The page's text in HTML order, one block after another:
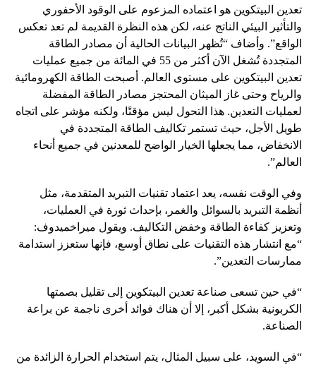
تعدين البيتكوين هو اعتماده المزعوم على الوقود الأحفوري
والتأثير البيئي الناتج عنه، لكن هذه النظرة القديمة لم تعد تعكس
الواقع”. وأضاف “تُظهر البيانات الحالية أن مصادر الطاقة
المتجددة تُشغل الآن أكثر من 55 في المائة من جميع عمليات
تعدين البيتكوين على مستوى العالم. أصبحت الطاقة الكهرومائية
والرياح وحتى غاز الميثان المحتجز مصادر الطاقة المفضلة
لعمليات التعدين. هذا التحول ليس مؤقتًا، ولكنه مؤشر على اتجاه
طويل الأجل، حيث تستمر تكاليف الطاقة المتجددة في
الانخفاض، مما يجعلها الخيار الواضح للمعدنين في جميع أنحاء
العالم”.
وفي الوقت نفسه، يعد اعتماد تقنيات التبريد المتقدمة، مثل
أنظمة التبريد بالسوائل والغمر، بإحداث ثورة في العمليات،
وتعزيز كفاءة الطاقة وخفض التكاليف. ويقول ميراخميدوف:
“مع انتشار هذه التقنيات على نطاق أوسع، فإنها ستعزز استدامة
ممارسات التعدين”.
“في حين تسعى صناعة تعدين البيتكوين إلى تقليل بصمتها
الكربونية بشكل أكبر، إلا أن هناك فوائد أخرى ناجمة عن براعة
الصناعة.
“في السويد، على سبيل المثال، يتم استخدام الحرارة الزائدة من